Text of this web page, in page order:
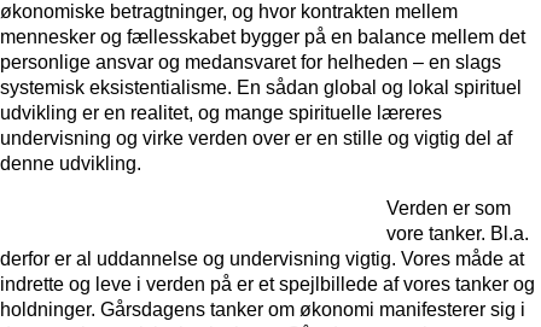
økonomiske betragtninger, og hvor kontrakten mellem
mennesker og fællesskabet bygger på en balance mellem det
personlige ansvar og medansvaret for helheden – en slags
systemisk eksistentialisme. En sådan global og lokal spirituel
udvikling er en realitet, og mange spirituelle læreres
undervisning og virke verden over er en stille og vigtig del af
denne udvikling.
Verden er som
vore tanker. Bl.a.
derfor er al uddannelse og undervisning vigtig. Vores måde at
indrette og leve i verden på er et spejlbillede af vores tanker og
holdninger. Gårsdagens tanker om økonomi manifesterer sig i